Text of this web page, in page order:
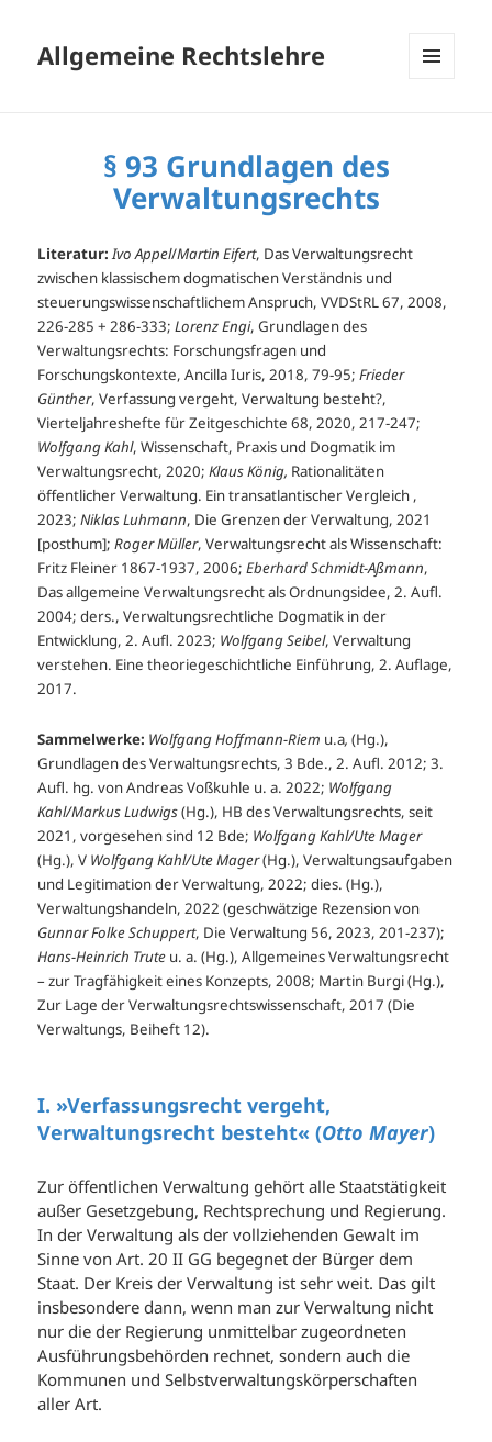
Allgemeine Rechtslehre
§ 93 Grundlagen des
Verwaltungsrechts
Literatur: Ivo Appel/Martin Eifert, Das Verwaltungsrecht
zwischen klassischem dogmatischen Verständnis und
steuerungswissenschaftlichem Anspruch, VVDStRL 67, 2008,
226-285 + 286-333;Lorenz Engi, Grundlagen des
Verwaltungsrechts: Forschungsfragen und
Forschungskontexte, Ancilla Iuris, 2018, 79-95;Frieder
Günther, Verfassung vergeht, Verwaltung besteht?,
Vierteljahreshefte für Zeitgeschichte 68, 2020, 217-247;
Wolfgang Kahl, Wissenschaft, Praxis und Dogmatik im
Verwaltungsrecht, 2020;Klaus König, Rationalitäten
öffentlicher Verwaltung. Ein transatlantischer Vergleich ,
2023;Niklas Luhmann, Die Grenzen der Verwaltung, 2021
[posthum];Roger Müller, Verwaltungsrecht als Wissenschaft:
Fritz Fleiner 1867-1937, 2006;Eberhard Schmidt-Aßmann,
Das allgemeine Verwaltungsrecht als Ordnungsidee, 2. Aufl.
2004; ders., Verwaltungsrechtliche Dogmatik in der
Entwicklung, 2. Aufl. 2023; Wolfgang Seibel, Verwaltung
verstehen. Eine theoriegeschichtliche Einführung, 2. Auflage,
2017.
Sammelwerke: Wolfgang Hoffmann-Riem u.a,(Hg.),
Grundlagen des Verwaltungsrechts, 3 Bde., 2. Aufl. 2012; 3.
Aufl. hg. von Andreas Voßkuhle u. a. 2022; Wolfgang
Kahl/Markus Ludwigs(Hg.), HB des Verwaltungsrechts, seit
2021, vorgesehen sind 12 Bde; Wolfgang Kahl/Ute Mager
(Hg.), V Wolfgang Kahl/Ute Mager(Hg.), Verwaltungsaufgaben
und Legitimation der Verwaltung, 2022; dies. (Hg.),
Verwaltungshandeln, 2022 (geschwätzige Rezension von
Gunnar Folke Schuppert, Die Verwaltung 56, 2023, 201-237);
Hans-Heinrich Trute u. a. (Hg.), Allgemeines Verwaltungsrecht
– zur Tragfähigkeit eines Konzepts, 2008; Martin Burgi (Hg.),
Zur Lage der Verwaltungsrechtswissenschaft, 2017 (Die
Verwaltungs, Beiheft 12).
I. »Verfassungsrecht vergeht,
Verwaltungsrecht besteht« (Otto Mayer)
Zur öffentlichen Verwaltung gehört alle Staatstätigkeit
außer Gesetzgebung, Rechtsprechung und Regierung.
In der Verwaltung als der vollziehenden Gewalt im
Sinne von Art. 20 II GG begegnet der Bürger dem
Staat. Der Kreis der Verwaltung ist sehr weit. Das gilt
insbesondere dann, wenn man zur Verwaltung nicht
nur die der Regierung unmittelbar zugeordneten
Ausführungsbehörden rechnet, sondern auch die
Kommunen und Selbstverwaltungskörperschaften
aller Art.